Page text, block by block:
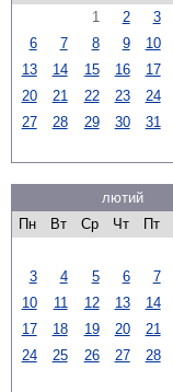
1
2 3
6
7 8 9 10
13
14 15 16 17
20
21 22 23 24
27
28 29 30 31
лютий
Пн
Вт Ср Чт Пт
3
4 5 6 7
10
11 12 13 14
17
18 19 20 21
24
25 26 27 28